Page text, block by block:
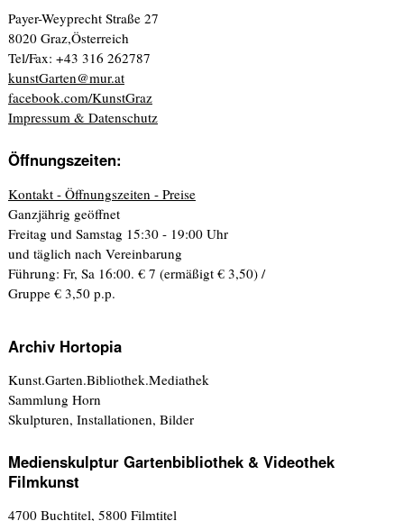
Payer-Weyprecht Straße 27
8020 Graz,Österreich
Tel/Fax: +43 316 262787
kunstGarten@mur.at
facebook.com/KunstGraz
Impressum & Datenschutz
Öffnungszeiten:
Kontakt - Öffnungszeiten - Preise
Ganzjährig geöffnet
Freitag und Samstag 15:30 - 19:00 Uhr
und täglich nach Vereinbarung
Führung: Fr, Sa 16:00. € 7 (ermäßigt € 3,50) /
Gruppe € 3,50 p.p.
Archiv Hortopia
Kunst.Garten.Bibliothek.Mediathek
Sammlung Horn
Skulpturen, Installationen, Bilder
Medienskulptur Gartenbibliothek & Videothek
Filmkunst
4700 Buchtitel, 5800 Filmtitel